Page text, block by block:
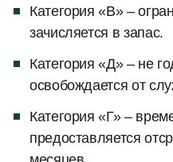
Категория «В» –
зачисляется в запас.
Категория «Д» – не
освобождается от
Категория «Г» –
предоставляется